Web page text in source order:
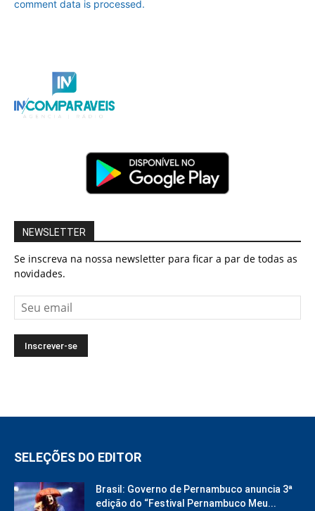
comment data is processed.
NEWSLETTER
Se inscreva na nossa newsletter para ficar a par de todas as
novidades.
SELEÇÕES DO EDITOR
Brasil: Governo de Pernambuco anuncia 3ª
edição do “Festival Pernambuco Meu...